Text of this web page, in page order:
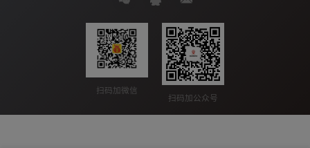
扫码加微信
扫码加公众号